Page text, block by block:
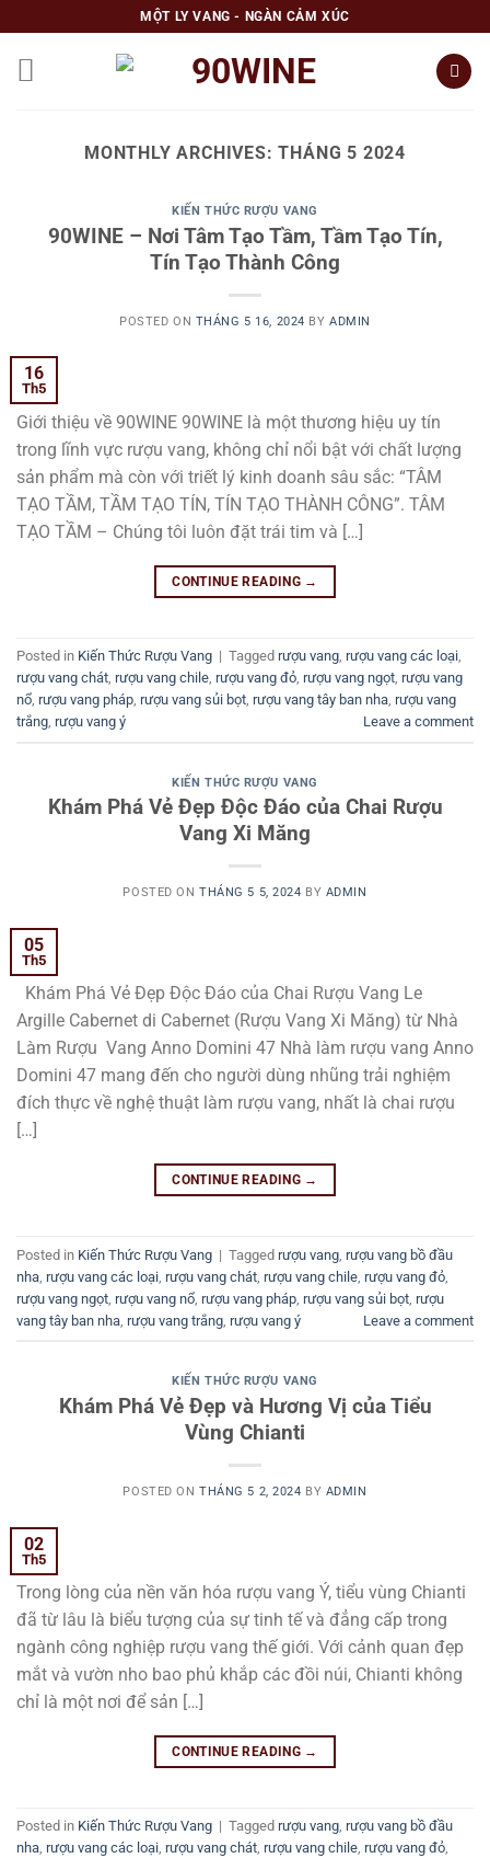
to
content
MỘT LY VANG - NGÀN CẢM XÚC
MONTHLY ARCHIVES:THÁNG 5 2024
KIẾN THỨC RƯỢU VANG
90WINE – Nơi Tâm Tạo Tầm, Tầm Tạo Tín,
Tín Tạo Thành Công
POSTED ON THÁNG 5 16, 2024 BY ADMIN
16
Th5
Giới thiệu về 90WINE 90WINE là một thương hiệu uy tín
trong lĩnh vực rượu vang, không chỉ nổi bật với chất lượng
sản phẩm mà còn với triết lý kinh doanh sâu sắc: “TÂM
TẠO TẦM, TẦM TẠO TÍN, TÍN TẠO THÀNH CÔNG”. TÂM
TẠO TẦM – Chúng tôi luôn đặt trái tim và […]
CONTINUE READING →
Posted in Kiến Thức Rượu Vang | Tagged rượu vang rượu vang các loại
rượu vang chát rượu vang chile rượu vang đỏ rượu vang ngọt rượu vang
nổ rượu vang pháp rượu vang sủi bọt rượu vang tây ban nha rượu vang
trắng rượu vang ý Leave a comment
KIẾN THỨC RƯỢU VANG
Khám Phá Vẻ Đẹp Độc Đáo của Chai Rượu
Vang Xi Măng
POSTED ONTHÁNG 5 5, 2024 BY ADMIN
05
Th5
Khám Phá Vẻ Đẹp Độc Đáo của Chai Rượu Vang Le
Argille Cabernet di Cabernet (Rượu Vang Xi Măng) từ Nhà
Làm Rượu Vang Anno Domini 47 Nhà làm rượu vang Anno
Domini 47 mang đến cho người dùng nhũng trải nghiệm
đích thực về nghệ thuật làm rượu vang, nhất là chai rượu
[…]
CONTINUE READING →
Posted in Kiến Thức Rượu Vang | Tagged rượu vang rượu vang bồ đầu
nha rượu vang các loại rượu vang chát rượu vang chile rượu vang đỏ
rượu vang ngọt rượu vang nổ rượu vang pháp rượu vang sủi bọt rượu
vang tây ban nha rượu vang trắng rượu vang ý Leave a comment
KIẾN THỨC RƯỢU VANG
Khám Phá Vẻ Đẹp và Hương Vị của Tiểu
Vùng Chianti
POSTED ONTHÁNG 5 2, 2024 BY ADMIN
02
Th5
Trong lòng của nền văn hóa rượu vang Ý, tiểu vùng Chianti
đã từ lâu là biểu tượng của sự tinh tế và đẳng cấp trong
ngành công nghiệp rượu vang thế giới. Với cảnh quan đẹp
mắt và vườn nho bao phủ khắp các đồi núi, Chianti không
chỉ là một nơi để sản […]
CONTINUE READING →
Posted in Kiến Thức Rượu Vang | Tagged rượu vang, rượu vang bồ đầu
nha, rượu vang các loại, rượu vang chát, rượu vang chile, rượu vang đỏ,